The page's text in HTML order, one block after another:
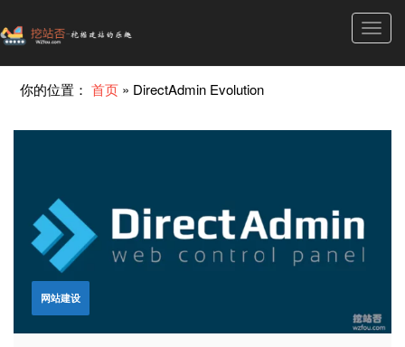
你的位置：首页 » DirectAdmin Evolution
网站建设